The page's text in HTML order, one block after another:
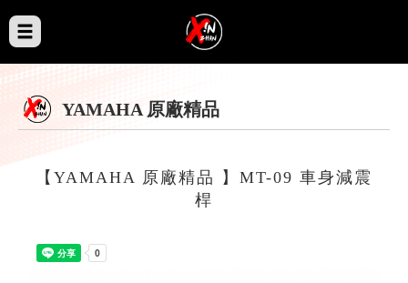
YAMAHA 原廠精品
【YAMAHA 原廠精品 】MT-09 車身減震
桿